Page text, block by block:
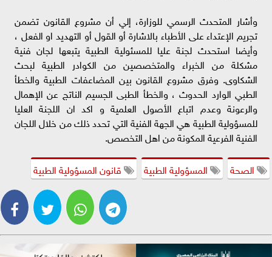
وأشار المتحدث الرسمي للوزارة، إلي أن مشروع القانون تضمن
تجريم الإعتداء على الأطباء بالاشارة أو القول أو التهديد او الفعل ،
وأيضا استحدث لجنة عليا للمسئولية الطبية يتبعها لجان فنية
مشكلة من الخبراء والمتخصصين من الكوادر الطبية لبحث
الشكاوى. وفرق مشروع القانون بين المضاعفات الطبية والخطأ
الطبي الوارد الحدوث ، والخطأ الطبى الجسيم الناتج عن الإهمال
والرعونة وعدم اتباع الأصول العلمية و اكد ان اللجنة العليا
للمسؤولية الطبية هي الجهة الفنية التي تحدد ذلك من خلال اللجان
الفنية الفرعية المكونة من اهل التخصص.
الصحة
المسؤولية الطبية قانون المسؤولية الطبية